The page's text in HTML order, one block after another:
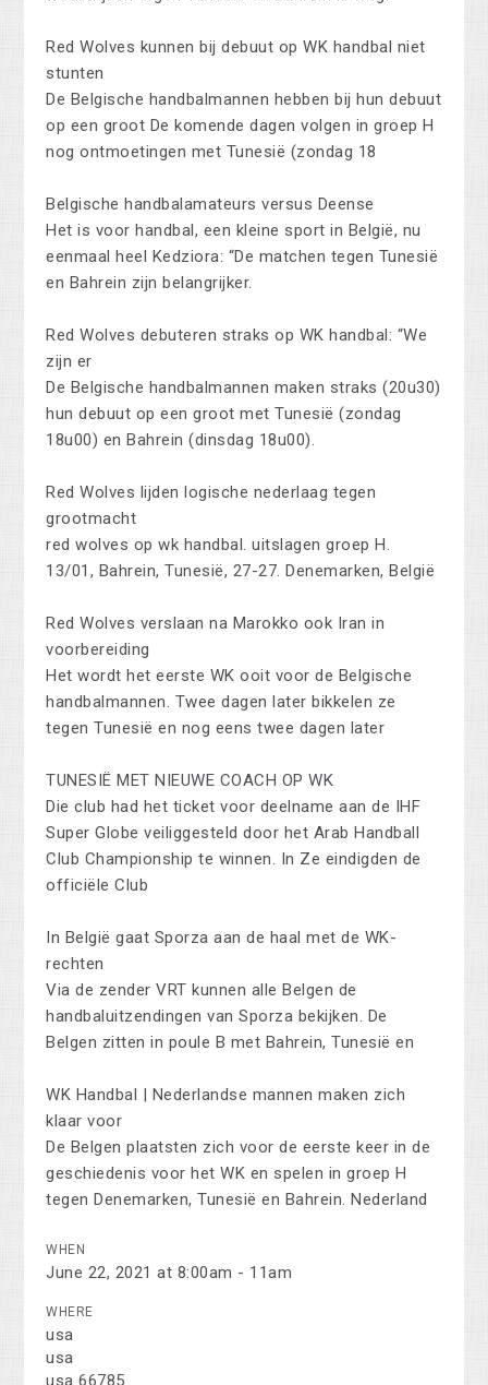
Red Wolves kunnen bij debuut op WK handbal niet
stunten
De Belgische handbalmannen hebben bij hun debuut
op een groot De komende dagen volgen in groep H
nog ontmoetingen met Tunesië (zondag 18
Belgische handbalamateurs versus Deense
Het is voor handbal, een kleine sport in België, nu
eenmaal heel Kedziora: “De matchen tegen Tunesië
en Bahrein zijn belangrijker.
Red Wolves debuteren straks op WK handbal: “We
zijn er
De Belgische handbalmannen maken straks (20u30)
hun debuut op een groot met Tunesië (zondag
18u00) en Bahrein (dinsdag 18u00).
Red Wolves lijden logische nederlaag tegen
grootmacht
red wolves op wk handbal. uitslagen groep H.
13/01, Bahrein, Tunesië, 27-27. Denemarken, België
Red Wolves verslaan na Marokko ook Iran in
voorbereiding
Het wordt het eerste WK ooit voor de Belgische
handbalmannen. Twee dagen later bikkelen ze
tegen Tunesië en nog eens twee dagen later
TUNESIË MET NIEUWE COACH OP WK
Die club had het ticket voor deelname aan de IHF
Super Globe veiliggesteld door het Arab Handball
Club Championship te winnen. In Ze eindigden de
officiële Club
In België gaat Sporza aan de haal met de WK-
rechten
Via de zender VRT kunnen alle Belgen de
handbaluitzendingen van Sporza bekijken. De
Belgen zitten in poule B met Bahrein, Tunesië en
WK Handbal | Nederlandse mannen maken zich
klaar voor
De Belgen plaatsten zich voor de eerste keer in de
geschiedenis voor het WK en spelen in groep H
tegen Denemarken, Tunesië en Bahrein. Nederland
WHEN
June 22, 2021 at 8:00am - 11am
WHERE
usa
usa